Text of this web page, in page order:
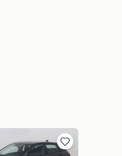
Bewaren